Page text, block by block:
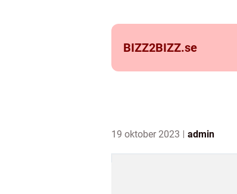
BIZZ2BIZZ.se
19 oktober 2023 admin